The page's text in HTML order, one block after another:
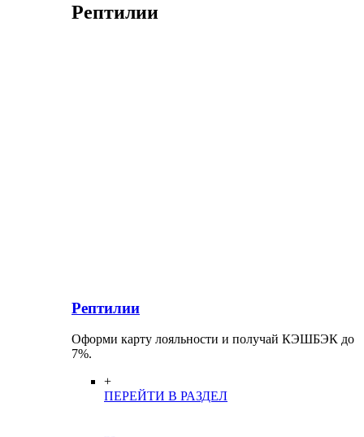
Рептилии
Рептилии
Оформи карту лояльности и получай КЭШБЭК до
7%.
+
ПЕРЕЙТИ В РАЗДЕЛ